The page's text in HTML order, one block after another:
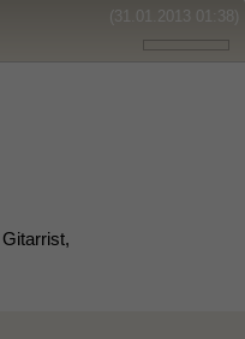
(31.01.2013 01:38)